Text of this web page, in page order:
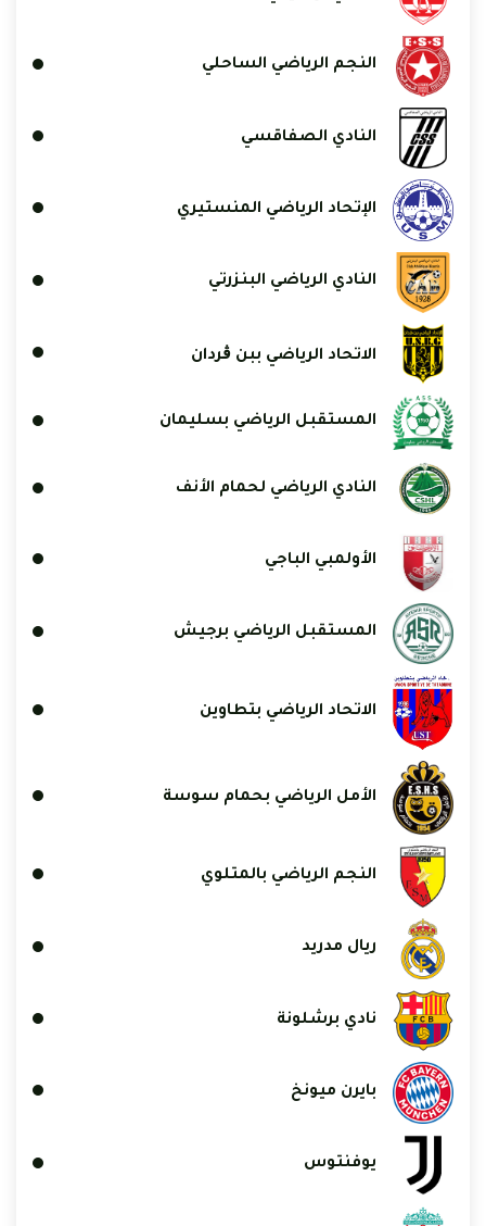
النجم الرياضي الساحلي
النادي الصفاقسي
الإتحاد الرياضي المنستيري
النادي الرياضي البنزرتي
الاتحاد الرياضي ببن ڨردان
المستقبل الرياضي بسليمان
النادي الرياضي لحمام الأنف
الأولمبي الباجي
المستقبل الرياضي برجيش
الاتحاد الرياضي بتطاوين
الأمل الرياضي بحمام سوسة
النجم الرياضي بالمتلوي
ريال مدريد
نادي برشلونة
بايرن ميونخ
يوفنتوس